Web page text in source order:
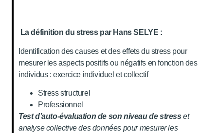
La définition du stress par Hans SELYE :
Identification des causes et des effets du stress pour
mesurer les aspects positifs ou négatifs en fonction des
individus : exercice individuel et collectif
Stress structurel
Professionnel
Test d’auto-évaluation de son niveau de stress et
analyse collective des données pour mesurer les